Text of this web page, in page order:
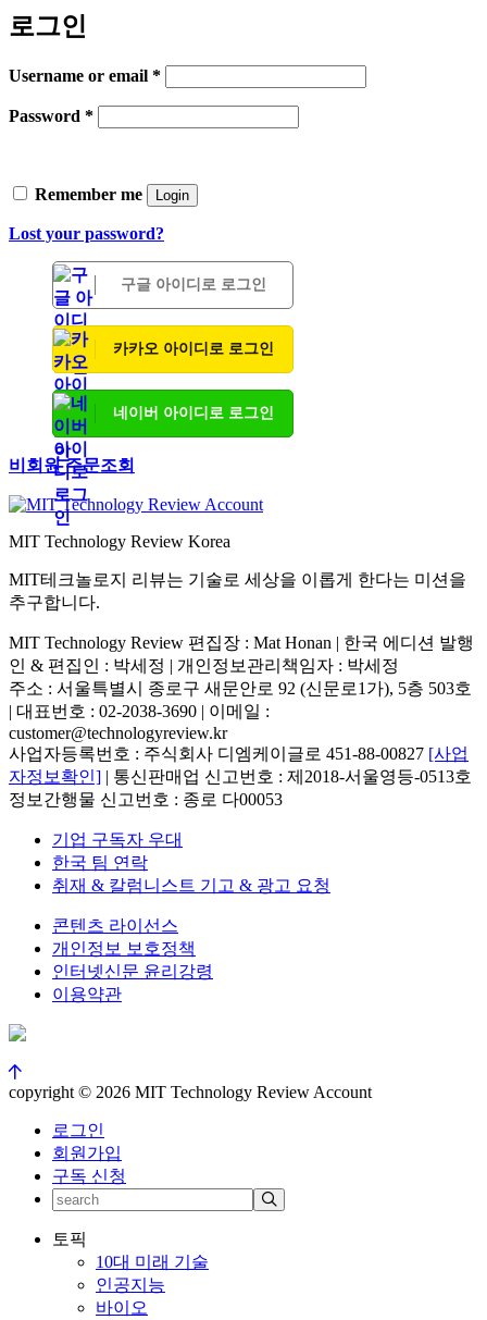
로그인
Username or email *
Password *
Remember me Login
Lost your password?
구글 아이디로 로그인
카카오 아이디로 로그인
네이버 아이디로 로그인
비회원 주문조회
MIT Technology Review Korea
MIT테크놀로지 리뷰는 기술로 세상을 이롭게 한다는 미션을
추구합니다.
MIT Technology Review 편집장 : Mat Honan | 한국 에디션 발행
인 & 편집인 : 박세정 | 개인정보관리책임자 : 박세정
주소 : 서울특별시 종로구 새문안로 92 (신문로1가), 5층 503호
| 대표번호 : 02-2038-3690 | 이메일 :
customer@technologyreview.kr
사업자등록번호 : 주식회사 디엠케이글로 451-88-00827 [사업
자정보확인] | 통신판매업 신고번호 : 제2018-서울영등-0513호
정보간행물 신고번호 : 종로 다00053
기업 구독자 우대
한국 팀 연락
취재 & 칼럼니스트 기고 & 광고 요청
콘텐츠 라이선스
개인정보 보호정책
인터넷신문 윤리강령
이용약관
copyright © 2026 MIT Technology Review Account
로그인
회원가입
구독 신청
토픽
10대 미래 기술
인공지능
바이오